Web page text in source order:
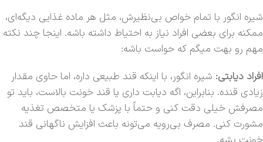
شیره انگور با تمام خواص بی‌نظیرش، مثل هر ماده غذایی دیگه‌ای،
ممکنه برای بعضی افراد نیاز به احتیاط داشته باشه. اینجا چند نکته
مهم رو بهت میگم که حواست باشه:
افراد دیابتی: شیره انگور، با اینکه قند طبیعی داره، اما حاوی مقدار
زیادی قنده. بنابراین، اگه دیابت داری یا قند خونت بالاست، باید تو
مصرفش خیلی دقت کنی و حتماً با پزشک یا متخصص تغذیه
مشورت کنی. مصرف بی‌رویه می‌تونه باعث افزایش ناگهانی قند